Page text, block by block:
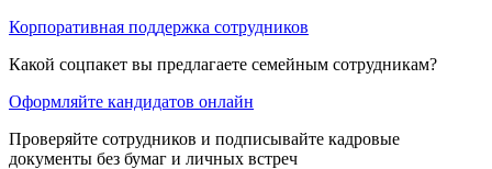
Корпоративная поддержка сотрудников
Какой соцпакет вы предлагаете семейным сотрудникам?
Оформляйте кандидатов онлайн
Проверяйте сотрудников и подписывайте кадровые
документы без бумаг и личных встреч